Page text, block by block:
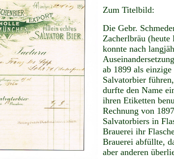
Zum Titelbild:
Die Gebr.
Zacherlbräu (heute
konnte nach
ab 1899 als
Salvatorbier
durfte den Name
ihren Etiketten
Rechnung von
Salvatorbiers in
Brauerei ihr
Brauerei abfüllte,
aber anderen